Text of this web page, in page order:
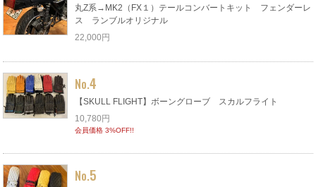
丸Z系→MK2（FX１）テールコンバートキット フェンダーレ
ス ランブルオリジナル
22,000円
No.4
【SKULL FLIGHT】ボーングローブ スカルフライト
10,780円
会員価格 3%OFF!!
No.5